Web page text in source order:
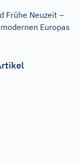
Frühe Neuzeit –
Europas